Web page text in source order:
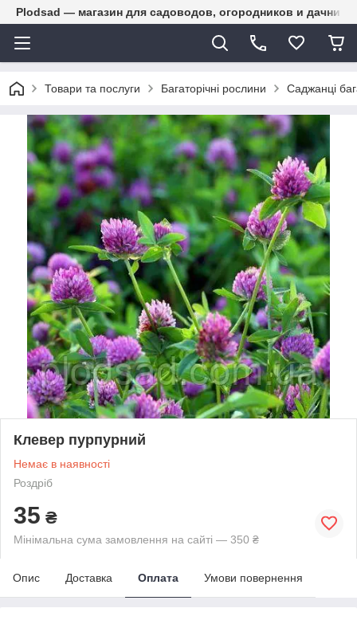
Plodsad — магазин для садоводов, огородников и
Товари та послуги Багаторічні рослини Саджанці
Клевер пурпурний
Немає в наявності
Роздріб
35 ₴
Мінімальна сума замовлення на сайті — 350 ₴
Опис Доставка Оплата Умови повернення